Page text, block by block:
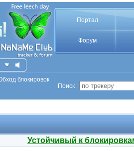
Портал
Форум
блокировок
Поиск :
Устойчивый к